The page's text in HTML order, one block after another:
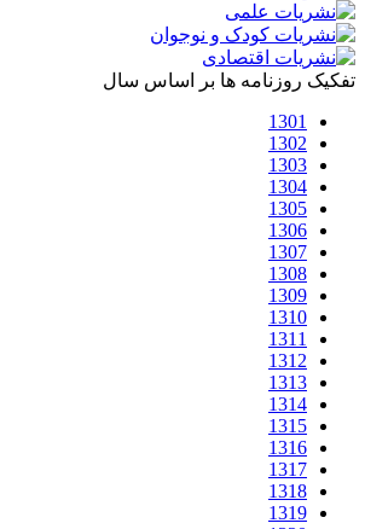
تفکیک روزنامه ها بر اساس سال
1301
1302
1303
1304
1305
1306
1307
1308
1309
1310
1311
1312
1313
1314
1315
1316
1317
1318
1319